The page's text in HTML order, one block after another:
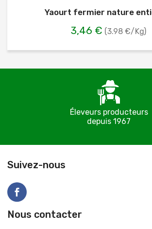
Yaourt fermier nature
3,46 € (3.98 €/Kg)
Éleveurs producteurs
depuis 1967
Suivez-nous
Nous contacter